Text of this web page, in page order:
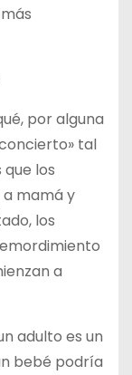
por alguna
tal
los
mamá y
los
a
adulto es un
bebé podría